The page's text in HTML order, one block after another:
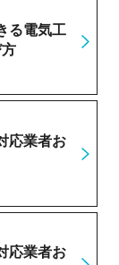
る電気工
応業者お
応業者お